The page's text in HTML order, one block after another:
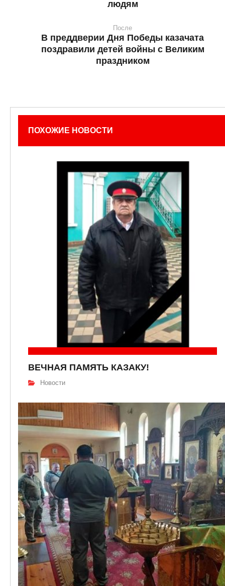
людям
После
В преддверии Дня Победы казачата
поздравили детей войны с Великим
праздником
ПОХОЖИЕ НОВОСТИ
ВЕЧНАЯ ПАМЯТЬ КАЗАКУ!
Новости